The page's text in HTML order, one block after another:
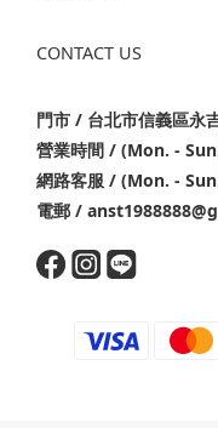
CONTACT US
門市 / 台北市信義區永
營業時間 / (Mon. -
網路客服 / (Mon. -
電郵 /